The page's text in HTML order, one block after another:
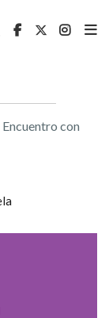
Encuentro con